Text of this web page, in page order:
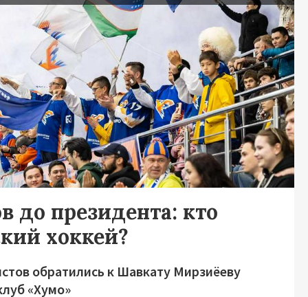
до президента: кто
хоккей?
обратились к Шавкату Мирзиёеву
«Хумо»